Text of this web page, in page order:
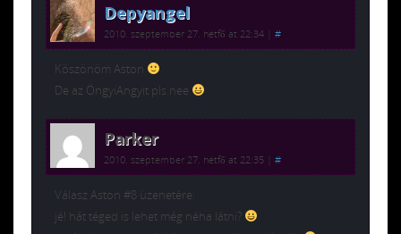
Depyangel
2010. szeptember 27. hétfő at 22:34 #
Köszönöm Aston
De az ÖngyiAngyit pls nee
Parker
2010. szeptember 27. hétfő at 22:35 #
Válasz Aston #8 üzenetére:
jé! hát téged is lehet még néha látni?